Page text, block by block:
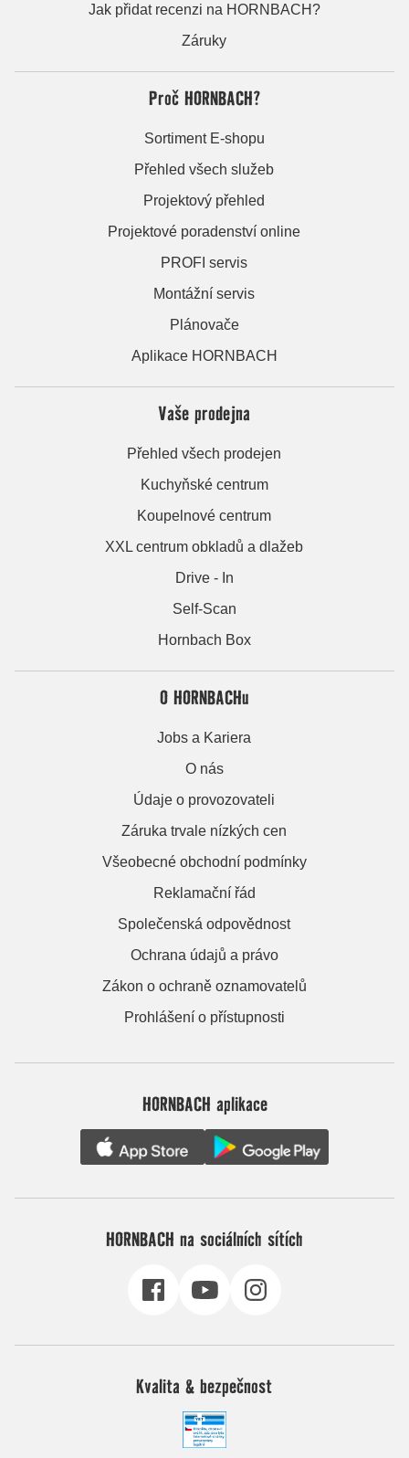
Jak přidat recenzi na HORNBACH?
Záruky
Proč HORNBACH?
Sortiment E-shopu
Přehled všech služeb
Projektový přehled
Projektové poradenství online
PROFI servis
Montážní servis
Plánovače
Aplikace HORNBACH
Vaše prodejna
Přehled všech prodejen
Kuchyňské centrum
Koupelnové centrum
XXL centrum obkladů a dlažeb
Drive - In
Self-Scan
Hornbach Box
O HORNBACHu
Jobs a Kariera
O nás
Údaje o provozovateli
Záruka trvale nízkých cen
Všeobecné obchodní podmínky
Reklamační řád
Společenská odpovědnost
Ochrana údajů a právo
Zákon o ochraně oznamovatelů
Prohlášení o přístupnosti
HORNBACH aplikace
HORNBACH na sociálních sítích
Kvalita & bezpečnost